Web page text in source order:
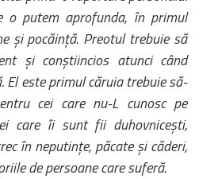
o putem aprofunda, în primul
și pocăință. Preotul trebuie să
și conștiincios atunci când
El este primul căruia trebuie să-
cei care nu-L cunosc pe
care îi sunt fii duhovnicești,
în neputințe, păcate și căderi,
de persoane care suferă.